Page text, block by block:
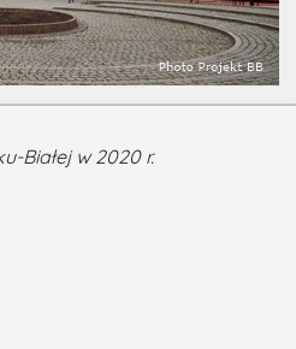
Białej w 2020 r.